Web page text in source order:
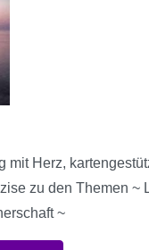
mit Herz,
zu den Themen ~
~